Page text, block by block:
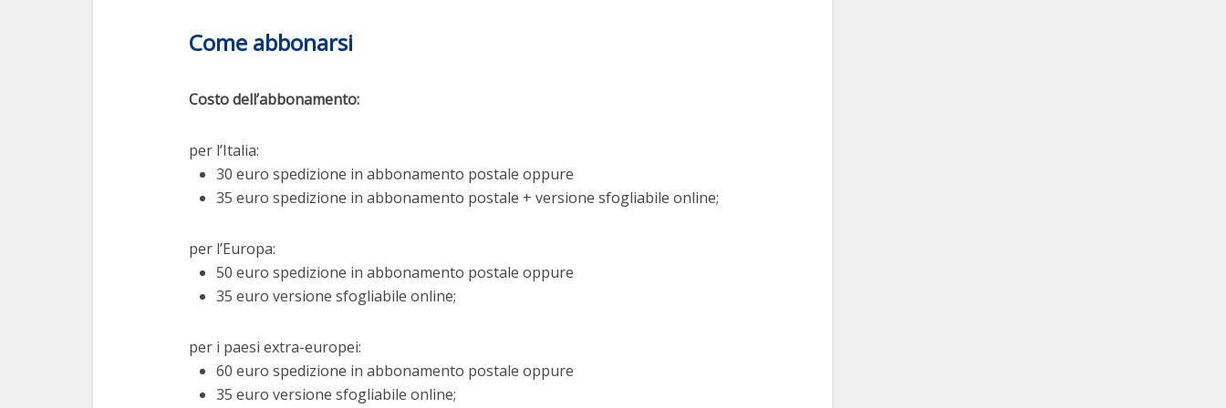
Come abbonarsi
Costo dell’abbonamento:
per l’Italia:
30 euro spedizione in abbonamento postale oppure
35 euro spedizione in abbonamento postale + versione sfogliabile online;
per l’Europa:
50 euro spedizione in abbonamento postale oppure
35 euro versione sfogliabile online;
per i paesi extra-europei:
60 euro spedizione in abbonamento postale oppure
35 euro versione sfogliabile online;